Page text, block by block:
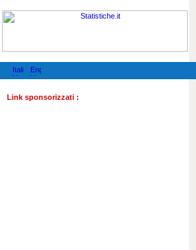
Link sponsorizzati :